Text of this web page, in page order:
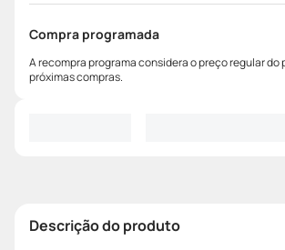
Compra programada
A recompra programa considera o preço regular do
próximas compras.
Descrição do produto